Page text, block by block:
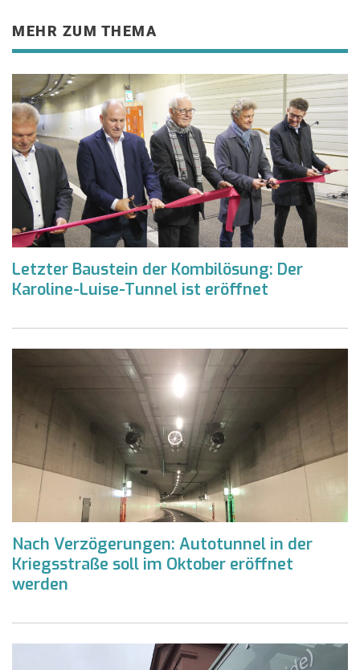
MEHR ZUM THEMA
Letzter Baustein der Kombilösung: Der
Karoline-Luise-Tunnel ist eröffnet
Nach Verzögerungen: Autotunnel in der
Kriegsstraße soll im Oktober eröffnet
werden